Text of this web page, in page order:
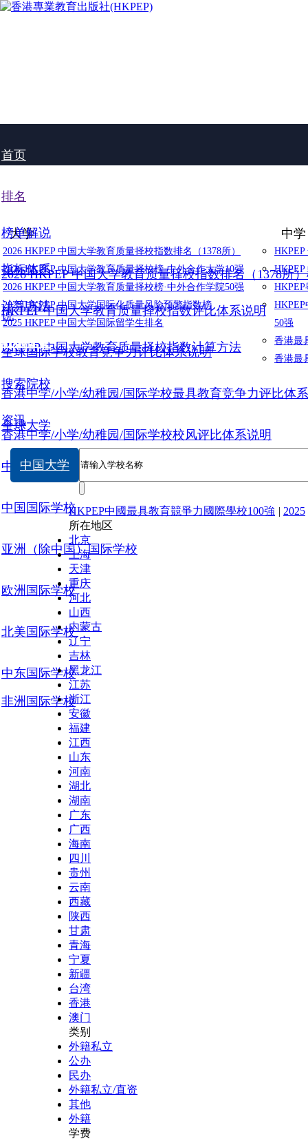
首页
排名
大学
2026 HKPEP 中国大学教育质量择校指数排名（1378所）
2026 HKPEP 中国大学教育质量择校榜·中外合作大学10强
2026 HKPEP 中国大学教育质量择校榜·中外合作学院50强
2025 HKPEP 中国大学国际化质量风险预警指数榜
2025 HKPEP 中国大学国际留学生排名
中学
50强
香港最
香港最
榜单解说
2026 HKPEP 中国大学教育质量择校指数排名（1378所
说
指标体系
HKPEP 中国大学教育质量择校指数评比体系说明
全球国际学校教育竞争力评比体系说明
香港中学/小学/幼稚园/国际学校最具教育竞争力评比体
香港中学/小学/幼稚园/国际学校校风评比体系说明
计算方法
HKPEP 中国大学教育质量择校指数计算方法
数据提交
搜索院校
全球大学
中国大学
中国国际学校
亚洲（除中国）国际学校
欧洲国际学校
北美国际学校
中东国际学校
非洲国际学校
资讯
中国大学
HKPEP中國最具教育競爭力國際學校100強 | 2025
所在地区
北京
上海
天津
重庆
河北
山西
内蒙古
辽宁
吉林
黑龙江
江苏
浙江
安徽
福建
江西
山东
河南
湖北
湖南
广东
广西
海南
四川
贵州
云南
西藏
陕西
甘肃
青海
宁夏
新疆
台湾
香港
澳门
类别
外籍私立
公办
民办
外籍私立/直资
其他
外籍
学费